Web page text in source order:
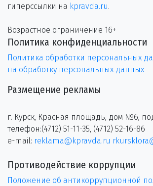
гиперссылки на kpravda.ru.
Возрастное ограничение 16+
Политика конфиденциальности
Политика обработки персональных
на обработку персональных данных
Размещение рекламы
г. Курск, Красная площадь, дом №6,
телефон:(4712) 51-11-35, (4712) 52-16-86
e-mail: reklama@kpravda.ru
Противодействие коррупции
Положение об антикоррупционной